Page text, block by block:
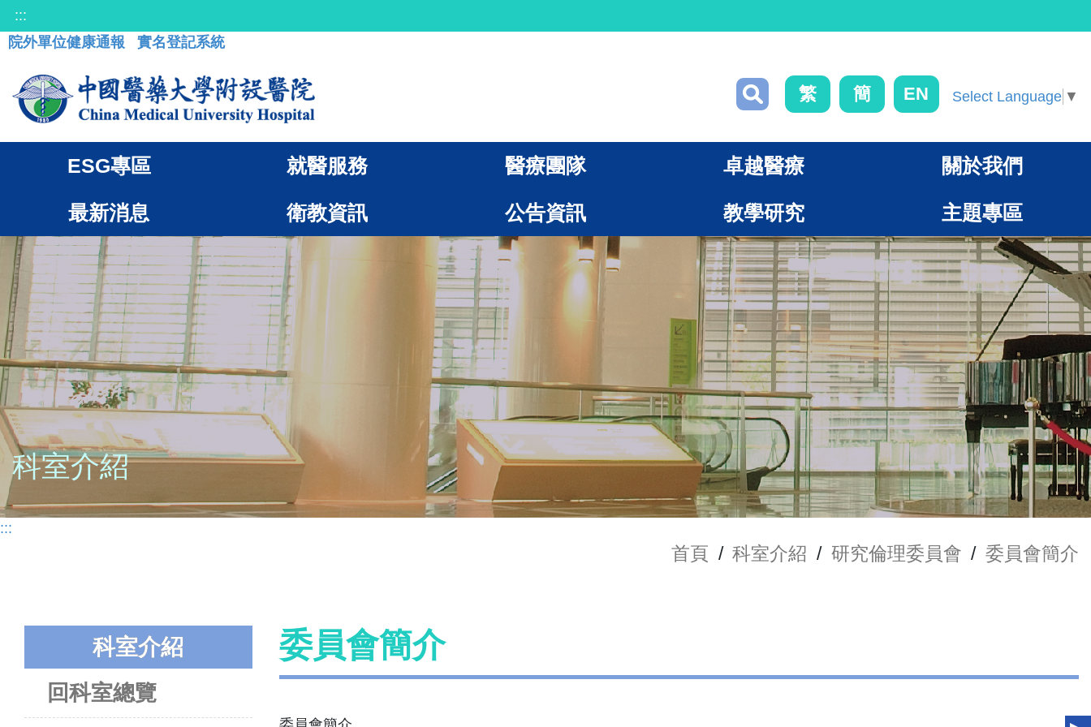
:::
院外單位健康通報
實名登記系統
繁 簡 EN Select Language ▼
ESG專區 就醫服務 醫療團隊 卓越醫療 關於我們
最新消息 衛教資訊 公告資訊 教學研究 主題專區
科室介紹
:::
首頁 / 科室介紹 / 研究倫理委員會 / 委員會簡介
科室介紹
回科室總覽
委員會簡介